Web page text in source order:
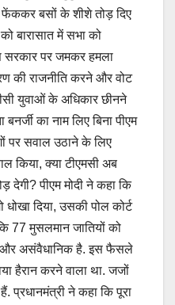
फेंककर बसों के शीशे तोड़ दिए
बारासात में सभा को
पर जमकर हमला
की राजनीति करने और वोट
युवाओं के अधिकार छीनने
का नाम लिए बिना पीएम
पर सवाल उठाने के लिए
किया, क्या टीएमसी अब
देगी? पीएम मोदी ने कहा कि
दिया, उसकी पोल कोर्ट
77 मुसलमान जातियों को
और असंवैधानिक है. इस फैसले
हैरान करने वाला था. जजों
प्रधानमंत्री ने कहा कि पूरा